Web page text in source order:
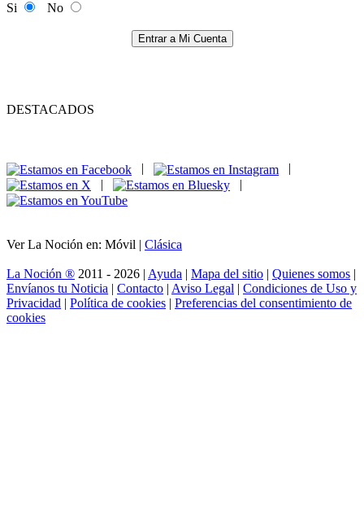
Si
No
Entrar a Mi Cuenta
DESTACADOS
|
|
Ver La Noción en: Móvil | Clásica
La Noción ® 2011 - 2026 | Ayuda | Mapa del sitio | Quienes somos |
Envíanos tu Noticia | Contacto | Aviso Legal | Condiciones de Uso y
Privacidad | Política de cookies | Preferencias del consentimiento de
cookies